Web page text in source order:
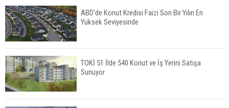
ABD'de Konut Kredisi Faizi Son Bir Yılın En
Yüksek Seviyesinde
TOKİ 51 İlde 540 Konut ve İş Yerini Satışa
Sunuyor